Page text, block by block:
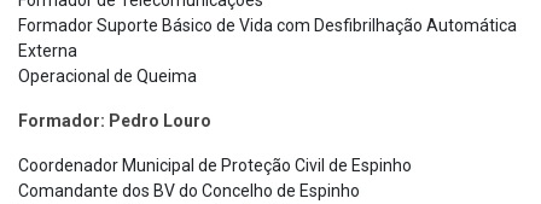
Formador Suporte Básico de Vida com Desfibrilhação Automática
Externa
Operacional de Queima
Formador: Pedro Louro
Coordenador Municipal de Proteção Civil de Espinho
Comandante dos BV do Concelho de Espinho